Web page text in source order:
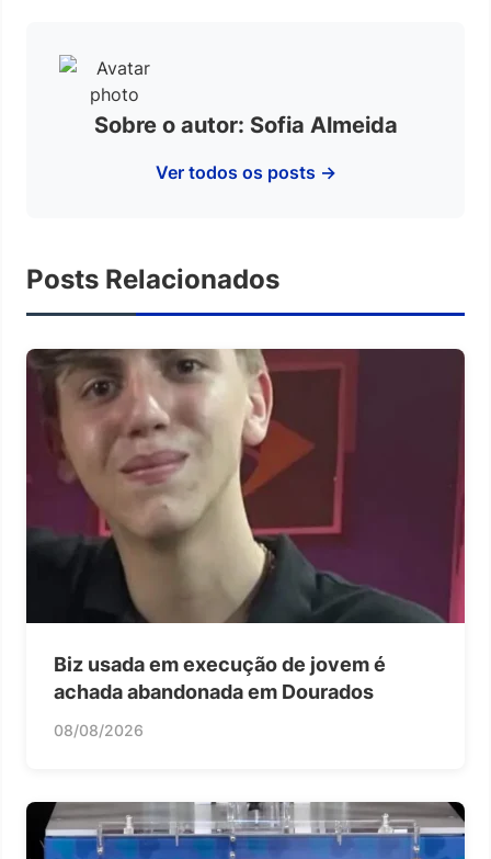
Sobre o autor: Sofia Almeida
Ver todos os posts →
Posts Relacionados
Biz usada em execução de jovem é
achada abandonada em Dourados
08/08/2026